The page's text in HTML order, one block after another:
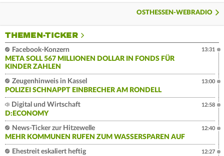
OSTHESSEN-WEBRADIO
THEMEN-TICKER
Facebook-Konzern
META SOLL 567 MILLIONEN DOLLAR IN FONDS FÜR
KINDER ZAHLEN
13:31
Zeugenhinweis in Kassel
POLIZEI SCHNAPPT EINBRECHER AM RONDELL
13:00
Digital und Wirtschaft
D:ECONOMY
12:58
News-Ticker zur Hitzewelle
MEHR KOMMUNEN RUFEN ZUM WASSERSPAREN AUF
12:40
Ehestreit eskaliert heftig
12:27